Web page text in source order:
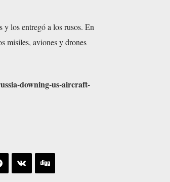
y los entregó a los rusos. En
misiles, aviones y drones
downing-us-aircraft-